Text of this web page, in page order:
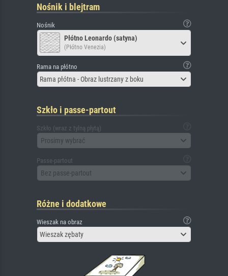
Nośnik i blejtram
Nośnik
Płótno Leonardo (satyna)
(Płótno Venezia)
Rama na płótno
Rama płótna - Obraz lustrzany z boku
Szkło i passe-partout
Szkło (wraz z tylną płytą)
Prosimy wybrać
Passe-partout
Bez passe-partout
Różne i dodatkowe
Wieszak na obraz
Wieszak zębaty